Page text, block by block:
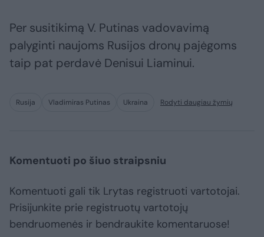
Per susitikimą V. Putinas vadovavimą
palyginti naujoms Rusijos dronų pajėgoms
taip pat perdavė Denisui Liaminui.
Rusija Vladimiras Putinas Ukraina Rodyti daugiau žymių
Komentuoti po šiuo straipsniu
Komentuoti gali tik Lrytas registruoti vartotojai.
Prisijunkite prie registruotų vartotojų
bendruomenės ir bendraukite komentaruose!